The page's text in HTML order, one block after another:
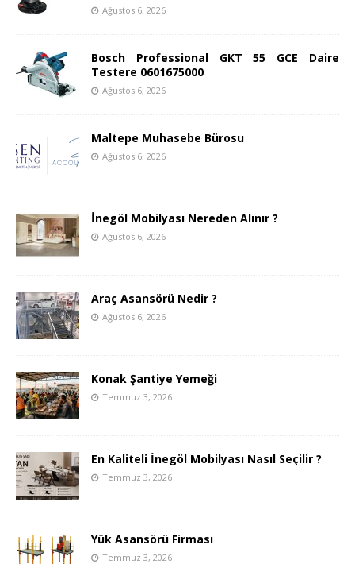
Ağustos 6, 2026
Bosch Professional GKT 55 GCE Daire
Testere 0601675000
Ağustos 6, 2026
Maltepe Muhasebe Bürosu
Ağustos 6, 2026
İnegöl Mobilyası Nereden Alınır ?
Ağustos 6, 2026
Araç Asansörü Nedir ?
Ağustos 6, 2026
Konak Şantiye Yemeği
Temmuz 3, 2026
En Kaliteli İnegöl Mobilyası Nasıl Seçilir ?
Temmuz 3, 2026
Yük Asansörü Firması
Temmuz 3, 2026